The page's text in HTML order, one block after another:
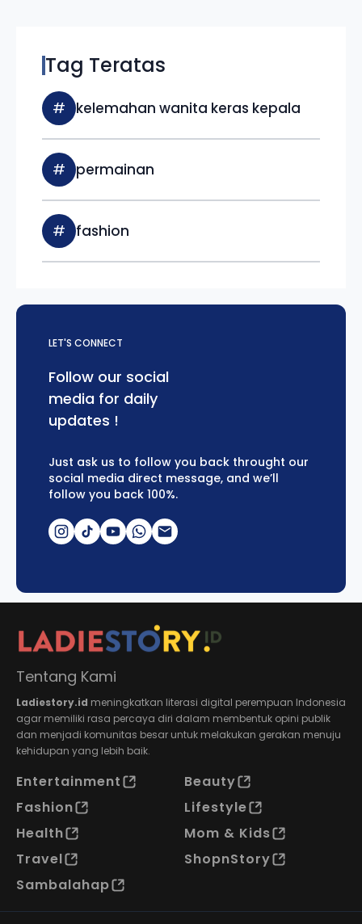
Tag Teratas
# kelemahan wanita keras kepala
# permainan
# fashion
LET'S CONNECT
Follow our social
media for daily
updates !
Just ask us to follow you back throught our
social media direct message, and we’ll
follow you back 100%.
Tentang Kami
Ladiestory.id meningkatkan literasi digital perempuan Indonesia
agar memiliki rasa percaya diri dalam membentuk opini publik
dan menjadi komunitas besar untuk melakukan gerakan menuju
kehidupan yang lebih baik.
Entertainment
Beauty
Fashion
Lifestyle
Health
Mom & Kids
Travel
ShopnStory
Sambalahap